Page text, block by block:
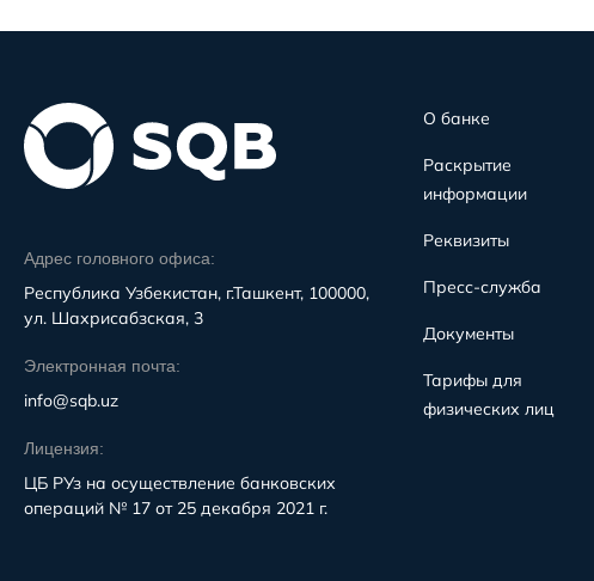
Адрес головного офиса:
Республика Узбекистан, г.Ташкент, 100000,
ул. Шахрисабзская, 3
Электронная почта:
info@sqb.uz
Лицензия:
ЦБ РУз на осуществление банковских
операций № 17 от 25 декабря 2021 г.
О банке
Раскрытие
информации
Реквизиты
Пресс-служба
Документы
Тарифы для
физических лиц